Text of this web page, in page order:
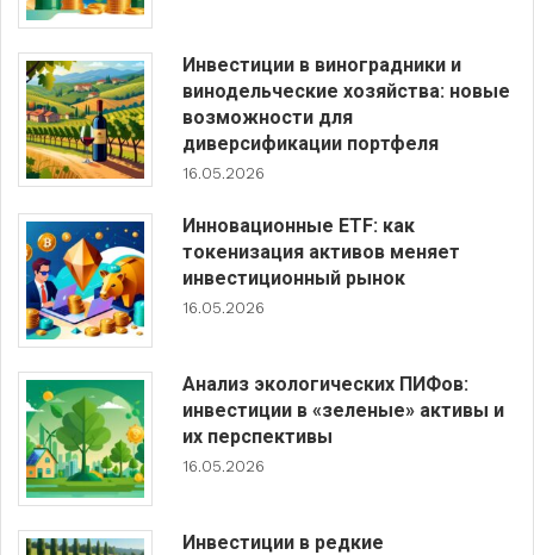
Инвестиции в виноградники и
винодельческие хозяйства: новые
возможности для
диверсификации портфеля
16.05.2026
Инновационные ETF: как
токенизация активов меняет
инвестиционный рынок
16.05.2026
Анализ экологических ПИФов:
инвестиции в «зеленые» активы и
их перспективы
16.05.2026
Инвестиции в редкие